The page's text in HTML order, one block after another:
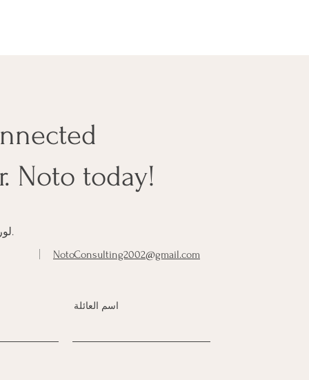
Noto today!
لوري أ نوتو ، دكتوراه.
NotoConsulting2002@gmail.com
اسم العائلة